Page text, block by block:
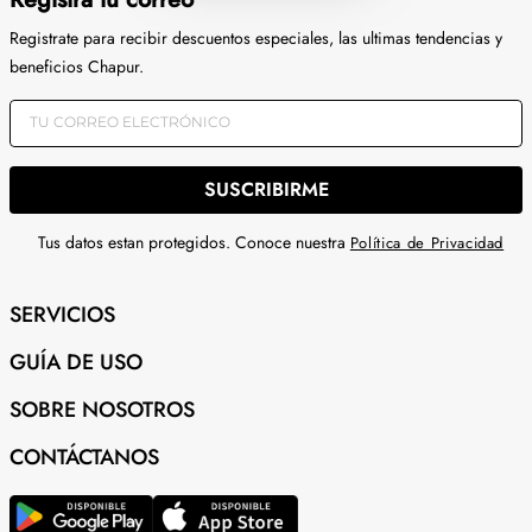
Registrate para recibir descuentos especiales, las ultimas tendencias y
beneficios Chapur.
SUSCRIBIRME
Tus datos estan protegidos. Conoce nuestra Política de Privacidad
SERVICIOS
GUÍA DE USO
SOBRE NOSOTROS
CONTÁCTANOS